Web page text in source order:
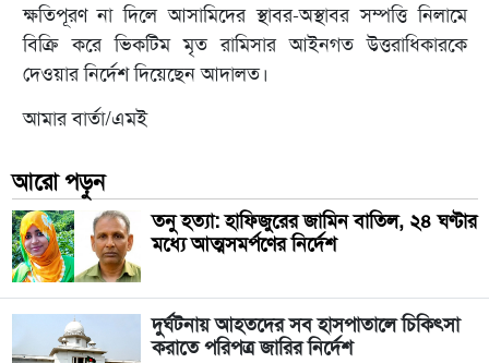
ক্ষতিপূরণ না দিলে আসামিদের স্থাবর-অস্থাবর সম্পত্তি নিলামে
বিক্রি করে ভিকটিম মৃত রামিসার আইনগত উত্তরাধিকারকে
দেওয়ার নির্দেশ দিয়েছেন আদালত।
আমার বার্তা/এমই
আরো পড়ুন
তনু হত্যা: হাফিজুরের জামিন বাতিল, ২৪ ঘণ্টার
মধ্যে আত্মসমর্পণের নির্দেশ
দুর্ঘটনায় আহতদের সব হাসপাতালে চিকিৎসা
করাতে পরিপত্র জারির নির্দেশ